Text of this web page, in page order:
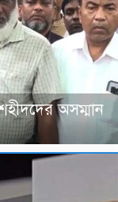
অসম্মান